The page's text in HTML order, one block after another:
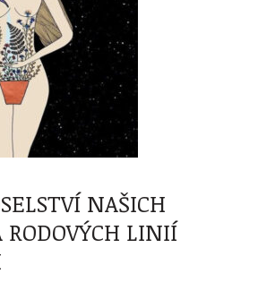
NAŠICH
RODOVÝCH LINIÍ